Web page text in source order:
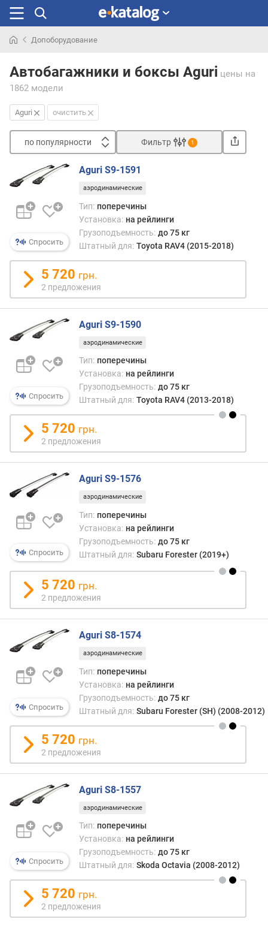
раньше
Допоборудование
Автобагажники и боксы Aguri цены на
1862 модели
Aguri очистить
по популярности
п
п
о
у
л
р
т
и
о
д
е
ш
е
в
ы
к
д
р
о
и
о
д
р
г
и
к
д
ш
м
п
о
т
з
ы
в
а
м
Фильтр 1
Спросить
Aguri S9-1591
аэродинамические
Тип: поперечины
Установка: на рейлинги
Грузоподъемность: до 75 кг
Штатный для: Toyota RAV4 (2015-2018)
5 720 грн.
2 предложения
Спросить
Aguri S9-1590
аэродинамические
Тип: поперечины
Установка: на рейлинги
Грузоподъемность: до 75 кг
Штатный для: Toyota RAV4 (2013-2018)
5 720 грн.
2 предложения
Спросить
Aguri S9-1576
аэродинамические
Тип: поперечины
Установка: на рейлинги
Грузоподъемность: до 75 кг
Штатный для: Subaru Forester (2019+)
5 720 грн.
2 предложения
Спросить
Aguri S8-1574
аэродинамические
Тип: поперечины
Установка: на рейлинги
Грузоподъемность: до 75 кг
Штатный для: Subaru Forester (SH) (2008-2012)
5 720 грн.
2 предложения
Спросить
Aguri S8-1557
аэродинамические
Тип: поперечины
Установка: на рейлинги
Грузоподъемность: до 75 кг
Штатный для: Skoda Octavia (2008-2012)
5 720 грн.
2 предложения